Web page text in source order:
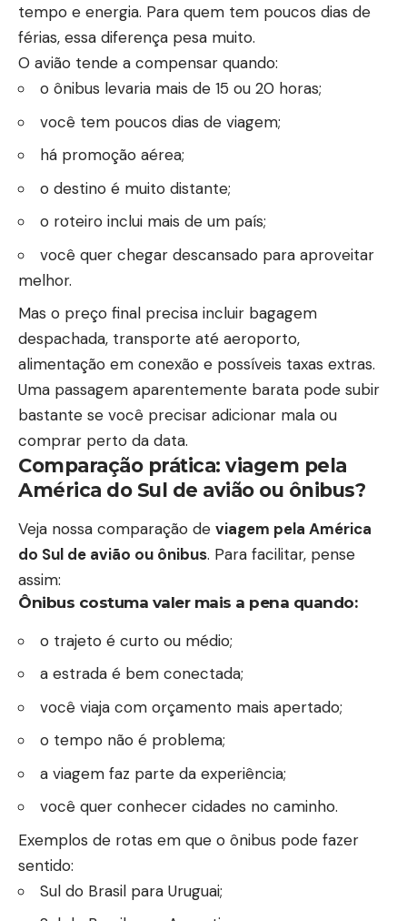
tempo e energia. Para quem tem poucos dias de
férias, essa diferença pesa muito.
O avião tende a compensar quando:
o ônibus levaria mais de 15 ou 20 horas;
você tem poucos dias de viagem;
há promoção aérea;
o destino é muito distante;
o roteiro inclui mais de um país;
você quer chegar descansado para aproveitar
melhor.
Mas o preço final precisa incluir bagagem
despachada, transporte até aeroporto,
alimentação em conexão e possíveis taxas extras.
Uma passagem aparentemente barata pode subir
bastante se você precisar adicionar mala ou
comprar perto da data.
Comparação prática: viagem pela
América do Sul de avião ou ônibus?
Veja nossa comparação de viagem pela América
do Sul de avião ou ônibus. Para facilitar, pense
assim:
Ônibus costuma valer mais a pena quando:
o trajeto é curto ou médio;
a estrada é bem conectada;
você viaja com orçamento mais apertado;
o tempo não é problema;
a viagem faz parte da experiência;
você quer conhecer cidades no caminho.
Exemplos de rotas em que o ônibus pode fazer
sentido:
Sul do Brasil para Uruguai;